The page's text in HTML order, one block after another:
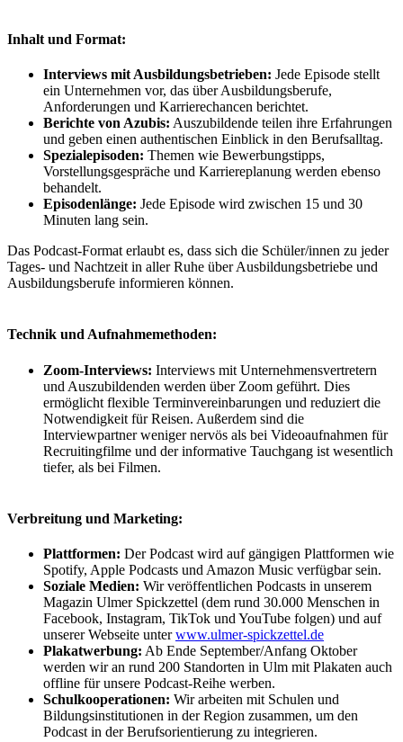
Inhalt und Format:
Interviews mit Ausbildungsbetrieben: Jede Episode stellt
ein Unternehmen vor, das über Ausbildungsberufe,
Anforderungen und Karrierechancen berichtet.
Berichte von Azubis: Auszubildende teilen ihre Erfahrungen
und geben einen authentischen Einblick in den Berufsalltag.
Spezialepisoden: Themen wie Bewerbungstipps,
Vorstellungsgespräche und Karriereplanung werden ebenso
behandelt.
Episodenlänge: Jede Episode wird zwischen 15 und 30
Minuten lang sein.
Das Podcast-Format erlaubt es, dass sich die Schüler/innen zu jeder
Tages- und Nachtzeit in aller Ruhe über Ausbildungsbetriebe und
Ausbildungsberufe informieren können.
Technik und Aufnahmemethoden:
Zoom-Interviews: Interviews mit Unternehmensvertretern
und Auszubildenden werden über Zoom geführt. Dies
ermöglicht flexible Terminvereinbarungen und reduziert die
Notwendigkeit für Reisen. Außerdem sind die
Interviewpartner weniger nervös als bei Videoaufnahmen für
Recruitingfilme und der informative Tauchgang ist wesentlich
tiefer, als bei Filmen.
Verbreitung und Marketing:
Plattformen: Der Podcast wird auf gängigen Plattformen wie
Spotify, Apple Podcasts und Amazon Music verfügbar sein.
Soziale Medien: Wir veröffentlichen Podcasts in unserem
Magazin Ulmer Spickzettel (dem rund 30.000 Menschen in
Facebook, Instagram, TikTok und YouTube folgen) und auf
unserer Webseite unterwww.ulmer-spickzettel.de
Plakatwerbung: Ab Ende September/Anfang Oktober
werden wir an rund 200 Standorten in Ulm mit Plakaten auch
offline für unsere Podcast-Reihe werben.
Schulkooperationen: Wir arbeiten mit Schulen und
Bildungsinstitutionen in der Region zusammen, um den
Podcast in der Berufsorientierung zu integrieren.